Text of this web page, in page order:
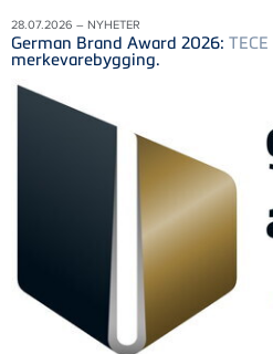
28.07.2026 – NYHETER
German Brand Award 2026: TECE
merkevarebygging.